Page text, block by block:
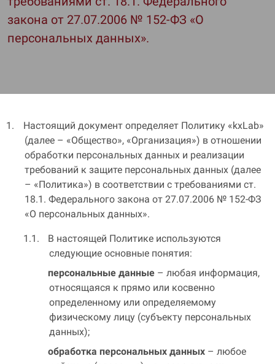
закона от 27.07.2006 № 152-ФЗ «О
персональных данных».
Настоящий документ определяет Политику «kxLab»
(далее – «Общество», «Организация») в отношении
обработки персональных данных и реализации
требований к защите персональных данных (далее
– «Политика») в соответствии с требованиями ст.
18.1. Федерального закона от 27.07.2006 № 152-ФЗ
«О персональных данных».
В настоящей Политике используются
следующие основные понятия:
персональные данные – любая информация,
относящаяся к прямо или косвенно
определенному или определяемому
физическому лицу (субъекту персональных
данных);
обработка персональных данных – любое